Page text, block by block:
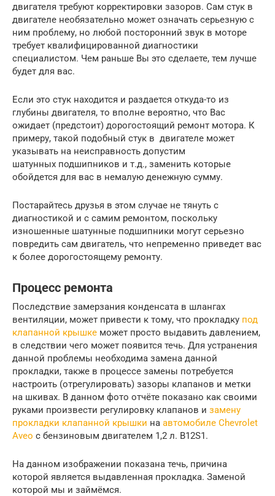
двигателя требуют корректировки зазоров. Сам стук в
двигателе необязательно может означать серьезную с
ним проблему, но любой посторонний звук в моторе
требует квалифицированной диагностики
специалистом. Чем раньше Вы это сделаете, тем лучше
будет для вас.
Если это стук находится и раздается откуда-то из
глубины двигателя, то вполне вероятно, что Вас
ожидает (предстоит) дорогостоящий ремонт мотора. К
примеру, такой подобный стук в двигателе может
указывать на неисправность допустим
шатунных подшипников и т.д., заменить которые
обойдется для вас в немалую денежную сумму.
Постарайтесь друзья в этом случае не тянуть с
диагностикой и с самим ремонтом, поскольку
изношенные шатунные подшипники могут серьезно
повредить сам двигатель, что непременно приведет вас
к более дорогостоящему ремонту.
Процесс ремонта
Последствие замерзания конденсата в шлангах
вентиляции, может привести к тому, что прокладку под
клапанной крышке может просто выдавить давлением,
в следствии чего может появится течь. Для устранения
данной проблемы необходима замена данной
прокладки, также в процессе замены потребуется
настроить (отрегулировать) зазоры клапанов и метки
на шкивах. В данном фото отчёте показано как своими
руками произвести регулировку клапанов и замену
прокладки клапанной крышки на автомобиле Chevrolet
Aveo c бензиновым двигателем 1,2 л. B12S1.
На данном изображении показана течь, причина
которой является выдавленная прокладка. Заменой
которой мы и займёмся.